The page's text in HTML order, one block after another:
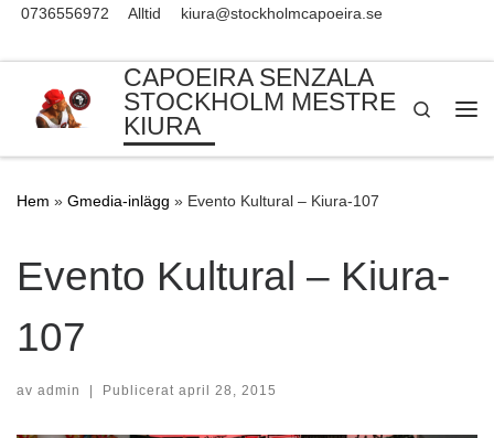
0736556972 Alltid kiura@stockholmcapoeira.se
CAPOEIRA SENZALA
STOCKHOLM MESTRE
KIURA
Search
Hem » Gmedia-inlägg » Evento Kultural – Kiura-107
Evento Kultural – Kiura-
107
av admin | Publicerat april 28, 2015